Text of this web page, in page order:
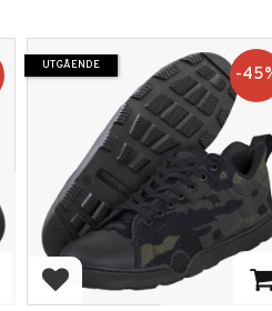
Lägg till i favoriter
45
UTGÅENDE